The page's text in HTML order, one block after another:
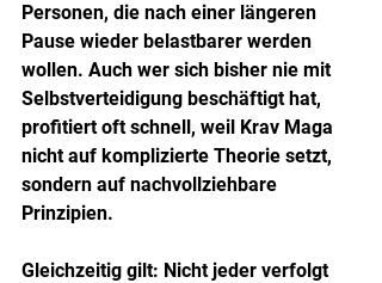
Personen, die nach einer längeren
Pause wieder belastbarer werden
wollen. Auch wer sich bisher nie mit
Selbstverteidigung beschäftigt hat,
profitiert oft schnell, weil Krav Maga
nicht auf komplizierte Theorie setzt,
sondern auf nachvollziehbare
Prinzipien.
Gleichzeitig gilt: Nicht jeder verfolgt